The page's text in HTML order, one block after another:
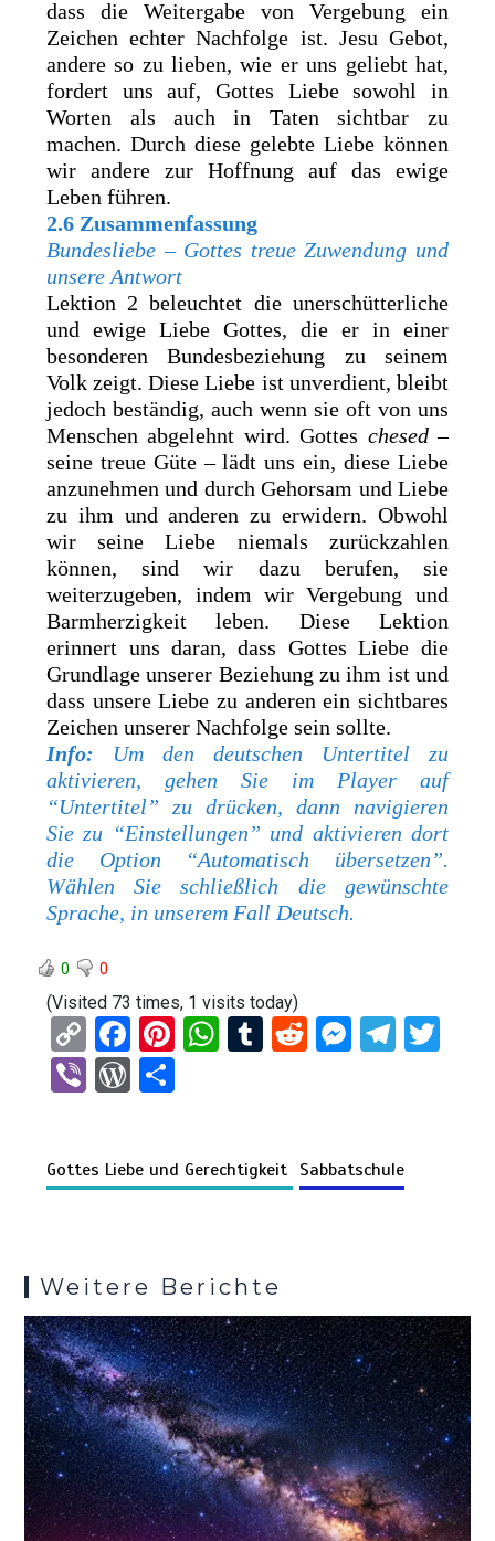
dass die Weitergabe von Vergebung ein
Zeichen echter Nachfolge ist. Jesu Gebot,
andere so zu lieben, wie er uns geliebt hat,
fordert uns auf, Gottes Liebe sowohl in
Worten als auch in Taten sichtbar zu
machen. Durch diese gelebte Liebe können
wir andere zur Hoffnung auf das ewige
Leben führen.
2.6 Zusammenfassung
Bundesliebe – Gottes treue Zuwendung und
unsere Antwort
Lektion 2 beleuchtet die unerschütterliche
und ewige Liebe Gottes, die er in einer
besonderen Bundesbeziehung zu seinem
Volk zeigt. Diese Liebe ist unverdient, bleibt
jedoch beständig, auch wenn sie oft von uns
Menschen abgelehnt wird. Gottes chesed–
seine treue Güte – lädt uns ein, diese Liebe
anzunehmen und durch Gehorsam und Liebe
zu ihm und anderen zu erwidern. Obwohl
wir seine Liebe niemals zurückzahlen
können, sind wir dazu berufen, sie
weiterzugeben, indem wir Vergebung und
Barmherzigkeit leben. Diese Lektion
erinnert uns daran, dass Gottes Liebe die
Grundlage unserer Beziehung zu ihm ist und
dass unsere Liebe zu anderen ein sichtbares
Zeichen unserer Nachfolge sein sollte.
Info: Um den deutschen Untertitel zu
aktivieren, gehen Sie im Player auf
“Untertitel” zu drücken, dann navigieren
Sie zu “Einstellungen” und aktivieren dort
die Option “Automatisch übersetzen”.
Wählen Sie schließlich die gewünschte
Sprache, in unserem Fall Deutsch.
0 0
(Visited 73 times, 1 visits today)
C
o
py
n
F
a
ce
o
Pi
t
W
A
T
r
R
t
M
g
T
a
Vi W
Pr n
Gottes Liebe und Gerechtigkeit Sabbatschule
Weitere Berichte